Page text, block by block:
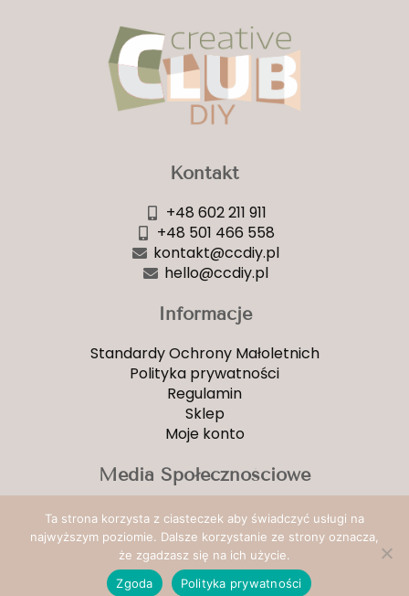
Kontakt
+48 602 211 911
+48 501 466 558
kontakt@ccdiy.pl
hello@ccdiy.pl
Informacje
Standardy Ochrony Małoletnich
Polityka prywatności
Regulamin
Sklep
Moje konto
Media Społecznościowe
Facebook
YouTube
Instagram
Ta strona korzysta z ciasteczek aby świadczyć usługi na
najwyższym poziomie. Dalsze korzystanie ze strony oznacza,
że zgadzasz się na ich użycie.
Zgoda
Polityka prywatności